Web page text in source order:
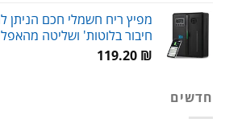
היה:
155.00 ₪.
הוא:
₪.
מפיץ ריח חשמלי חכם הניתן
חיבור בלוטות' ושליטה
119.20 ₪
חדשים